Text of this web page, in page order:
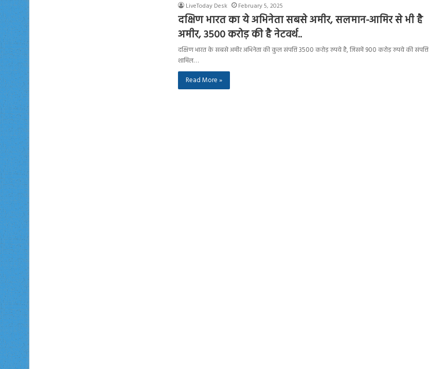
LiveToday Desk
February 5, 2025
दक्षिण भारत का ये अभिनेता सबसे अमीर, सलमान-आमिर से भी है
अमीर, 3500 करोड़ की है नेटवर्थ..
दक्षिण भारत के सबसे अमीर अभिनेता की कुल संपत्ति 3500 करोड़ रुपये है, जिसमें 900 करोड़ रुपये की संपत्ति
शामिल…
Read More »